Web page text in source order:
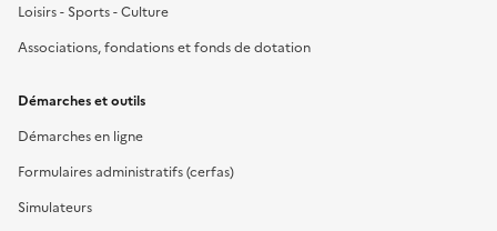
Loisirs - Sports - Culture
Associations, fondations et fonds de dotation
Démarches et outils
Démarches en ligne
Formulaires administratifs (cerfas)
Simulateurs